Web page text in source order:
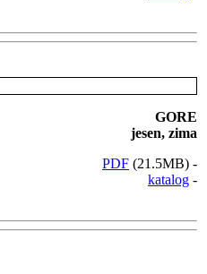
GORE
jesen, zima
PDF (21.5MB) -
katalog -